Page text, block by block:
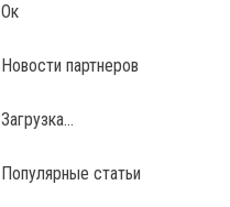
Ок
Новости партнеров
Загрузка…
Популярные статьи